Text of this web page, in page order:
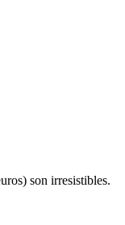
son irresistibles.